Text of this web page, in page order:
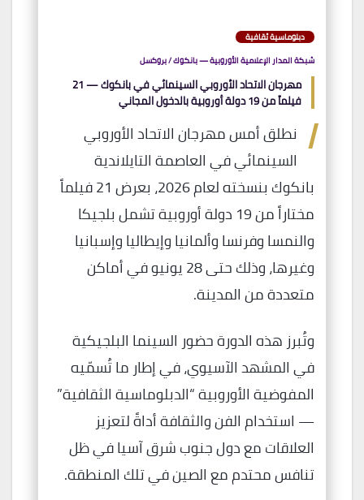
دبلوماسية ثقافية
شبكة المدار الإعلامية الأوروبية — بانكوك / بروكسل
مهرجان الاتحاد الأوروبي السينمائي في بانكوك — 21
فيلماً من 19 دولة أوروبية بالدخول المجاني
ا نطلق أمس مهرجان الاتحاد الأوروبي
السينمائي في العاصمة التايلاندية
بانكوك بنسخته لعام 2026، بعرض 21 فيلماً
مختاراً من 19 دولة أوروبية تشمل بلجيكا
والنمسا وفرنسا وألمانيا وإيطاليا وإسبانيا
وغيرها، وذلك حتى 28 يونيو في أماكن
متعددة من المدينة.
وتُبرز هذه الدورة حضور السينما البلجيكية
في المشهد الآسيوي، في إطار ما تُسمّيه
المفوضية الأوروبية “الدبلوماسية الثقافية”
— استخدام الفن والثقافة أداةً لتعزيز
العلاقات مع دول جنوب شرق آسيا في ظل
تنافس محتدم مع الصين في تلك المنطقة.